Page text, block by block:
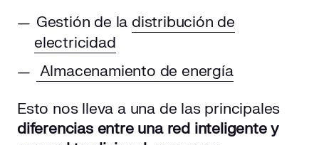
Gestión de la distribución de
electricidad
Almacenamiento de energía
Esto nos lleva a una de las principales
diferencias entre una red inteligente y